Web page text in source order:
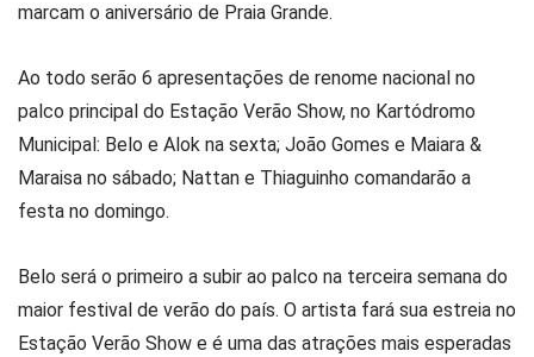
marcam o aniversário de Praia Grande.
Ao todo serão 6 apresentações de renome nacional no
palco principal do Estação Verão Show, no Kartódromo
Municipal: Belo e Alok na sexta; João Gomes e Maiara &
Maraisa no sábado; Nattan e Thiaguinho comandarão a
festa no domingo.
Belo será o primeiro a subir ao palco na terceira semana do
maior festival de verão do país. O artista fará sua estreia no
Estação Verão Show e é uma das atrações mais esperadas